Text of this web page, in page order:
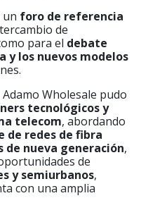
un foro de referencia
de
para el debate
y los nuevos modelos
Wholesale pudo
tecnológicos y
telecom, abordando
de redes de fibra
de nueva generación,
de
y semiurbanos,
con una amplia